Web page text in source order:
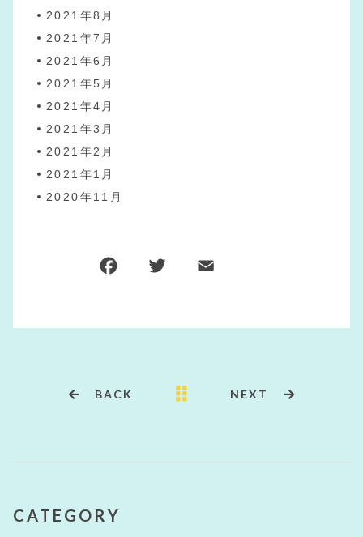
2021年8月
2021年7月
2021年6月
2021年5月
2021年4月
2021年3月
2021年2月
2021年1月
2020年11月
o
BACK NEXT
CATEGORY